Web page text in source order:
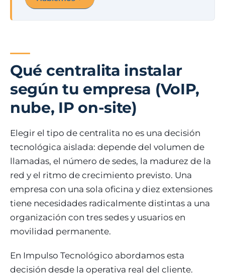
Qué centralita instalar
según tu empresa (VoIP,
nube, IP on-site)
Elegir el tipo de centralita no es una decisión
tecnológica aislada: depende del volumen de
llamadas, el número de sedes, la madurez de la
red y el ritmo de crecimiento previsto. Una
empresa con una sola oficina y diez extensiones
tiene necesidades radicalmente distintas a una
organización con tres sedes y usuarios en
movilidad permanente.
En Impulso Tecnológico abordamos esta
decisión desde la operativa real del cliente.